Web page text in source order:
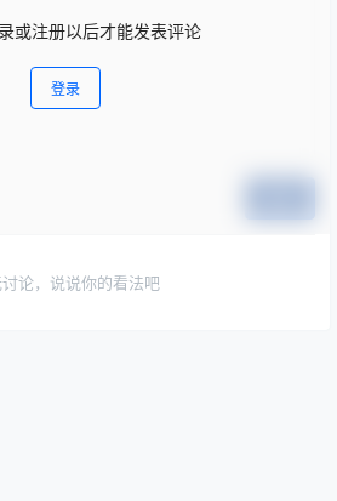
或注册以后才能发表评论
登录
论，说说你的看法吧